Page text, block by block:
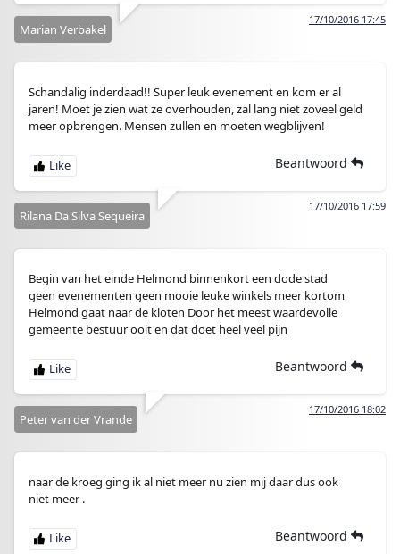
17/10/2016 17:45
Marian Verbakel
Schandalig inderdaad!! Super leuk evenement en kom er al
jaren! Moet je zien wat ze overhouden, zal lang niet zoveel geld
meer opbrengen. Mensen zullen en moeten wegblijven!
Beantwoord
17/10/2016 17:59
Rilana Da Silva Sequeira
Begin van het einde Helmond binnenkort een dode stad
geen evenementen geen mooie leuke winkels meer kortom
Helmond gaat naar de kloten Door het meest waardevolle
gemeente bestuur ooit en dat doet heel veel pijn
Beantwoord
17/10/2016 18:02
Peter van der Vrande
naar de kroeg ging ik al niet meer nu zien mij daar dus ook
niet meer .
Beantwoord